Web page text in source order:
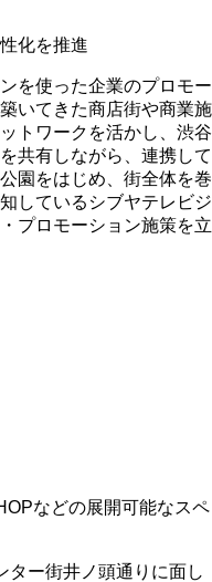
化を推進
を使った企業のプロモー
いてきた商店街や商業施
トワークを活かし、渋谷
共有しながら、連携して
園をはじめ、街全体を巻
しているシブヤテレビジ
プロモーション施策を立
などの展開可能なスペ
ター街井ノ頭通りに面し